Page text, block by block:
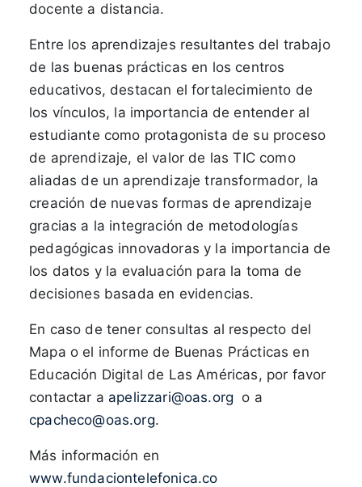
docente a distancia.
Entre los aprendizajes resultantes del trabajo
de las buenas prácticas en los centros
educativos, destacan el fortalecimiento de
los vínculos, la importancia de entender al
estudiante como protagonista de su proceso
de aprendizaje, el valor de las TIC como
aliadas de un aprendizaje transformador, la
creación de nuevas formas de aprendizaje
gracias a la integración de metodologías
pedagógicas innovadoras y la importancia de
los datos y la evaluación para la toma de
decisiones basada en evidencias.
En caso de tener consultas al respecto del
Mapa o el informe de Buenas Prácticas en
Educación Digital de Las Américas, por favor
contactar a apelizzari@oas.org o a
cpacheco@oas.org.
Más información en
www.fundaciontelefonica.co